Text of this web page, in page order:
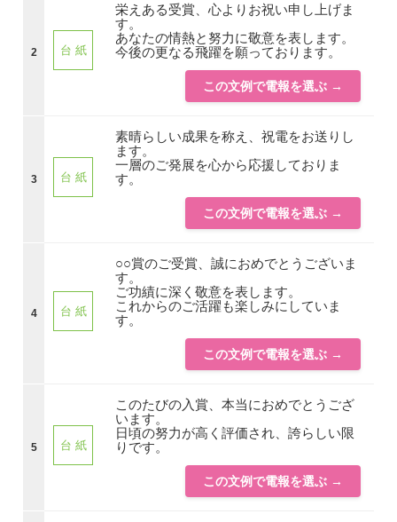
2 台 紙
栄えある受賞、心よりお祝い申し上げま
す。
あなたの情熱と努力に敬意を表します。
今後の更なる飛躍を願っております。
この文例で電報を選ぶ →
3 台 紙
素晴らしい成果を称え、祝電をお送りし
ます。
一層のご発展を心から応援しておりま
す。
この文例で電報を選ぶ →
4 台 紙
○○賞のご受賞、誠におめでとうございま
す。
ご功績に深く敬意を表します。
これからのご活躍も楽しみにしていま
す。
この文例で電報を選ぶ →
5 台 紙
このたびの入賞、本当におめでとうござ
います。
日頃の努力が高く評価され、誇らしい限
りです。
この文例で電報を選ぶ →